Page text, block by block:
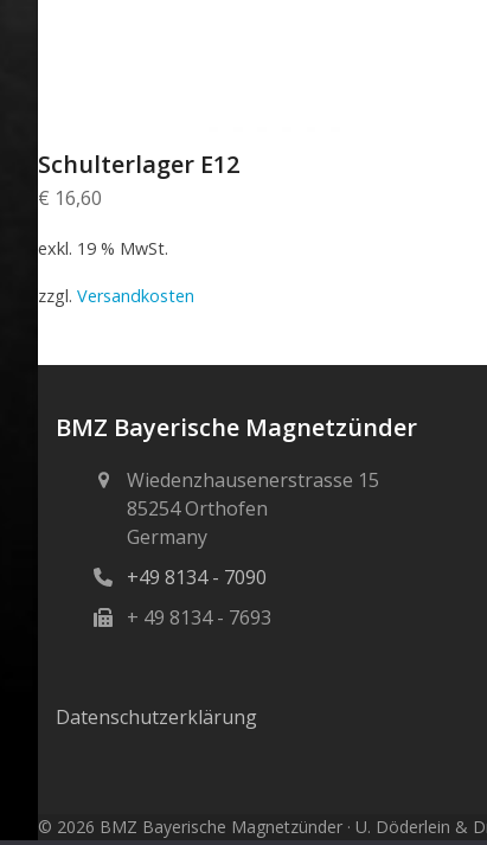
Schulterlager E12
€ 16,60
exkl. 19 % MwSt.
zzgl. Versandkosten
BMZ Bayerische Magnetzünder
Wiedenzhausenerstrasse 15
85254 Orthofen
Germany
+49 8134 - 7090
+ 49 8134 - 7693
Datenschutzerklärung
© 2026 BMZ Bayerische Magnetzünder · U. Döderlein &